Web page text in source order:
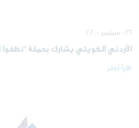
٢٦ - سبتمبر - ٢٠٢٠
الأردني الكويتي يشارك بحملة "نظفوا
اقرأ أكثر